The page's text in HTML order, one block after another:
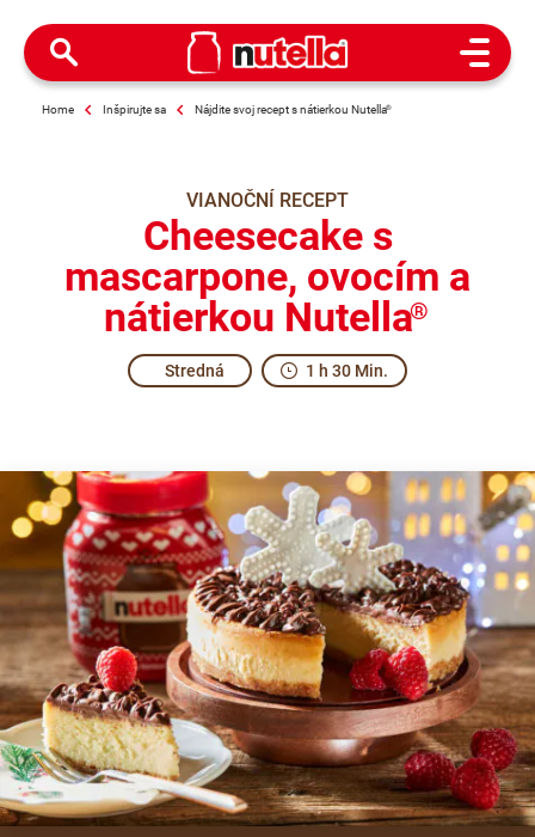
Open
Home Inšpirujte sa Nájdite svoj recept s nátierkou Nutella®
VIANOČNÍ RECEPT
Cheesecake s
mascarpone, ovocím a
nátierkou Nutella®
Stredná 1 h 30 Min.